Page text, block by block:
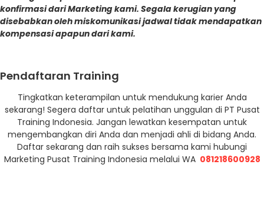
konfirmasi dari Marketing kami. Segala kerugian yang
disebabkan oleh miskomunikasi jadwal tidak mendapatkan
kompensasi apapun dari kami.
Pendaftaran Training
Tingkatkan keterampilan untuk mendukung karier Anda
sekarang! Segera daftar untuk pelatihan unggulan di PT Pusat
Training Indonesia. Jangan lewatkan kesempatan untuk
mengembangkan diri Anda dan menjadi ahli di bidang Anda.
Daftar sekarang dan raih sukses bersama kami hubungi
Marketing Pusat Training Indonesia melalui WA 081218600928